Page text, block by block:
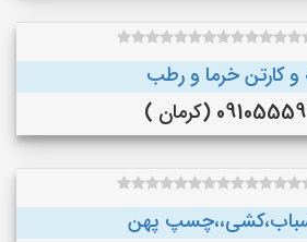
کارتن خرما و رطب
(کرمان )
پهن